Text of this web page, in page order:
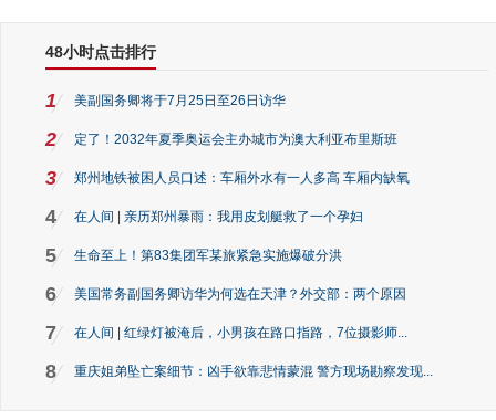
48小时点击排行
1 美副国务卿将于7月25日至26日访华
2 定了！2032年夏季奥运会主办城市为澳大利亚布里斯班
3 郑州地铁被困人员口述：车厢外水有一人多高 车厢内缺氧
4 在人间 | 亲历郑州暴雨：我用皮划艇救了一个孕妇
5 生命至上！第83集团军某旅紧急实施爆破分洪
6 美国常务副国务卿访华为何选在天津？外交部：两个原因
7 在人间 | 红绿灯被淹后，小男孩在路口指路，7位摄影师...
8 重庆姐弟坠亡案细节：凶手欲靠悲情蒙混 警方现场勘察发现...